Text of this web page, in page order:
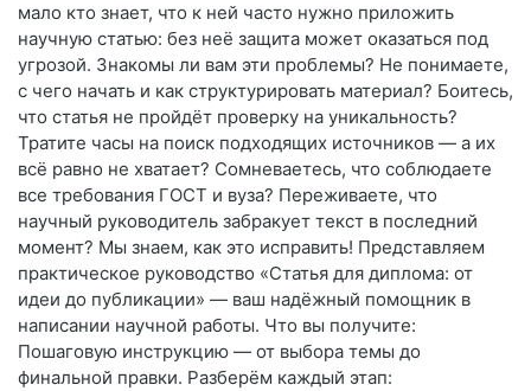
мало кто знает, что к ней часто нужно приложить
научную статью: без неё защита может оказаться под
угрозой. Знакомы ли вам эти проблемы? Не понимаете,
с чего начать и как структурировать материал? Боитесь,
что статья не пройдёт проверку на уникальность?
Тратите часы на поиск подходящих источников — а их
всё равно не хватает? Сомневаетесь, что соблюдаете
все требования ГОСТ и вуза? Переживаете, что
научный руководитель забракует текст в последний
момент? Мы знаем, как это исправить! Представляем
практическое руководство «Статья для диплома: от
идеи до публикации» — ваш надёжный помощник в
написании научной работы. Что вы получите:
Пошаговую инструкцию — от выбора темы до
финальной правки. Разберём каждый этап: